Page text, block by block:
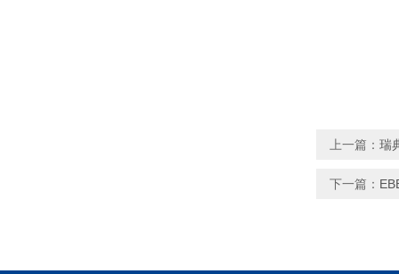
上一篇： 瑞
下一篇：